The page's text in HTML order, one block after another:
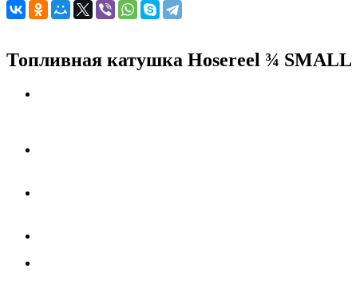
Топливная катушка Hosereel ¾ SMALL